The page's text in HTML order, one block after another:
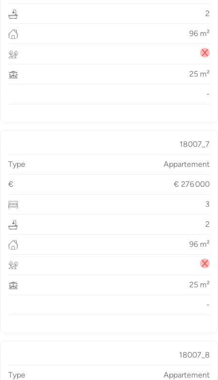
2
96 m²
25 m²
-
18007_7
Type Appartement
€ € 276 000
3
2
96 m²
25 m²
-
18007_8
Type Appartement